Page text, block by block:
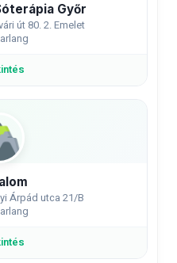
Győr
út 80. 2. Emelet
Árpád utca 21/B